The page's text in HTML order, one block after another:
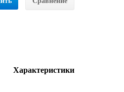
Характеристики